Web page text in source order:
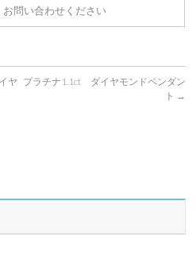
お問い合わせください
ヤ プラチナ1.1ct ダイヤモンドペンダン
ト →